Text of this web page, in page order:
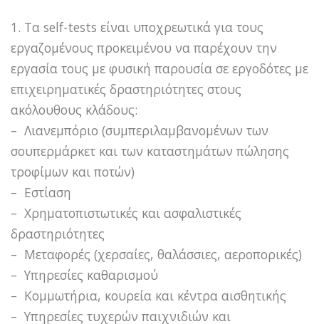
1. Tα self-tests είναι υποχρεωτικά για τους
εργαζομένους προκειμένου να παρέχουν την
εργασία τους με φυσική παρουσία σε εργοδότες με
επιχειρηματικές δραστηριότητες στους
ακόλουθους κλάδους:
– Λιανεμπόριο (συμπεριλαμβανομένων των
σουπερμάρκετ και των καταστημάτων πώλησης
τροφίμων και ποτών)
– Εστίαση
– Χρηματοπιστωτικές και ασφαλιστικές
δραστηριότητες
– Μεταφορές (χερσαίες, θαλάσσιες, αεροπορικές)
– Υπηρεσίες καθαρισμού
– Κομμωτήρια, κουρεία και κέντρα αισθητικής
– Υπηρεσίες τυχερών παιχνιδιών και